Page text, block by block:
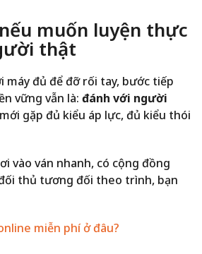
nếu muốn luyện thực
thật
máy đủ để đỡ rối tay, bước tiếp
vững vẫn là: đánh với người
gặp đủ kiểu áp lực, đủ kiểu thói
vào ván nhanh, có cộng đồng
thủ tương đối theo trình, bạn
miễn phí ở đâu?